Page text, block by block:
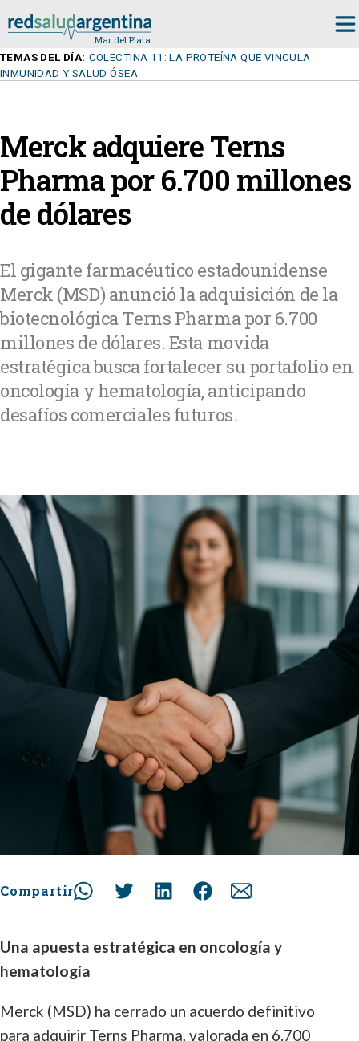
TEMAS DEL DÍA: COLECTINA 11: LA PROTEÍNA QUE VINCULA
INMUNIDAD Y SALUD ÓSEA
Merck adquiere Terns
Pharma por 6.700 millones
de dólares
El gigante farmacéutico estadounidense
Merck (MSD) anunció la adquisición de la
biotecnológica Terns Pharma por 6.700
millones de dólares. Esta movida
estratégica busca fortalecer su portafolio en
oncología y hematología, anticipando
desafíos comerciales futuros.
Compartir
Una apuesta estratégica en oncología y
hematología
Merck (MSD) ha cerrado un acuerdo definitivo
para adquirir Terns Pharma, valorada en 6.700